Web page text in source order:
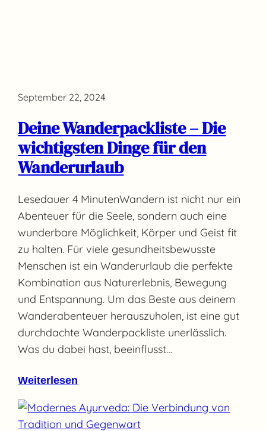
September 22, 2024
Deine Wanderpackliste – Die
wichtigsten Dinge für den
Wanderurlaub
Lesedauer 4 MinutenWandern ist nicht nur ein
Abenteuer für die Seele, sondern auch eine
wunderbare Möglichkeit, Körper und Geist fit
zu halten. Für viele gesundheitsbewusste
Menschen ist ein Wanderurlaub die perfekte
Kombination aus Naturerlebnis, Bewegung
und Entspannung. Um das Beste aus deinem
Wanderabenteuer herauszuholen, ist eine gut
durchdachte Wanderpackliste unerlässlich.
Was du dabei hast, beeinflusst…
Weiterlesen